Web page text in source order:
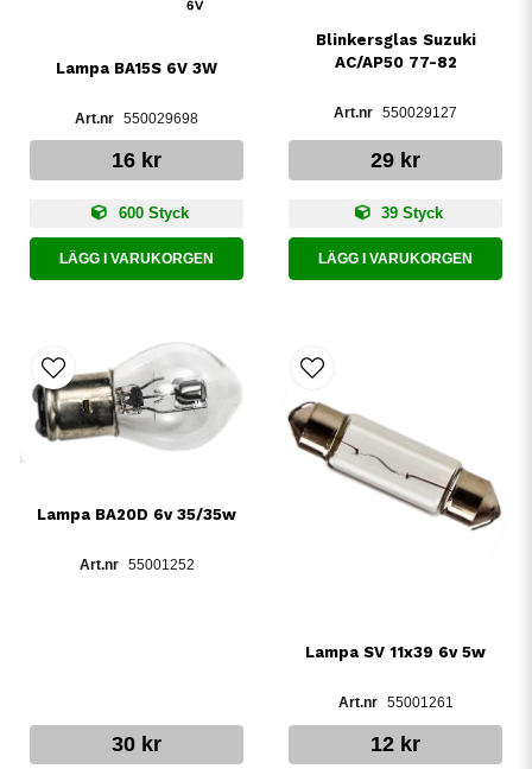
Lampa BA15S 6V 3W
550029698
16 kr
600 Styck
LÄGG I VARUKORGEN
Blinkersglas Suzuki
AC/AP50 77-82
550029127
29 kr
39 Styck
LÄGG I VARUKORGEN
Lampa BA20D 6v 35/35w
55001252
30 kr
Lampa SV 11x39 6v 5w
55001261
12 kr